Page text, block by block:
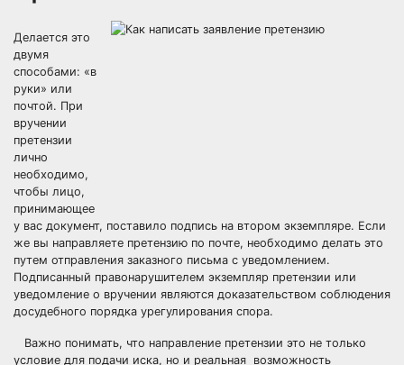
Делается это
двумя
способами: «в
руки» или
почтой. При
вручении
претензии
лично
необходимо,
чтобы лицо,
принимающее
у вас документ, поставило подпись на втором экземпляре. Если
же вы направляете претензию по почте, необходимо делать это
путем отправления заказного письма с уведомлением.
Подписанный правонарушителем экземпляр претензии или
уведомление о вручении являются доказательством соблюдения
досудебного порядка урегулирования спора.
Важно понимать, что направление претензии это не только
условие для подачи иска, но и реальная возможность